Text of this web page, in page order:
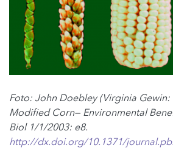
Foto: John Doebley (Virginia Gewin:
Modified Corn— Environmental
Biol 1/1/2003: e8.
http://dx.doi.org/10.1371/